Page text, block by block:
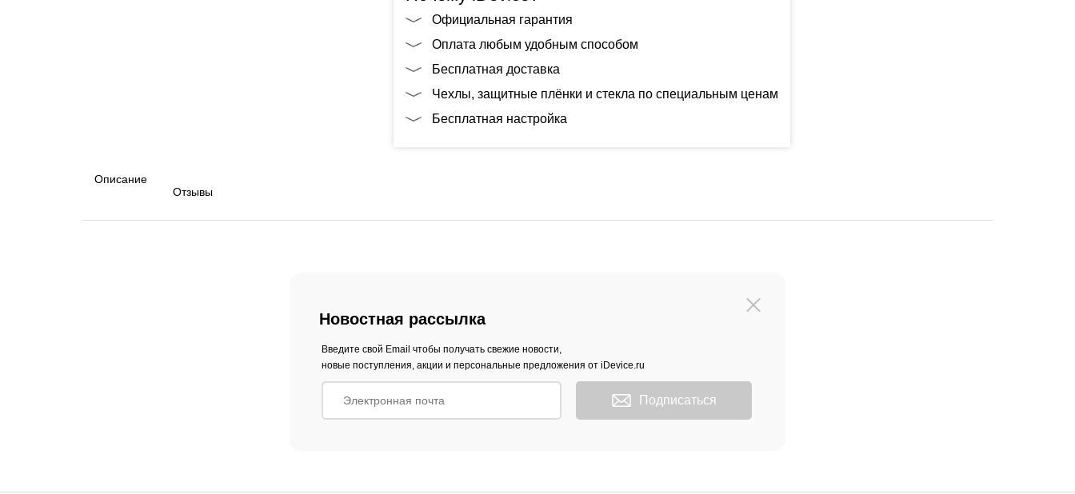
Официальная гарантия
Оплата любым удобным способом
Бесплатная доставка
Чехлы, защитные плёнки и стекла по специальным ценам
Бесплатная настройка
Описание
Отзывы
Новостная рассылка
Введите свой Email чтобы получать свежие новости,
новые поступления, акции и персональные предложения от iDevice.ru
Подписаться